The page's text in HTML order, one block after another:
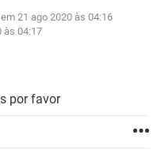
21 ago 2020 às 04:16
às 04:17
por favor